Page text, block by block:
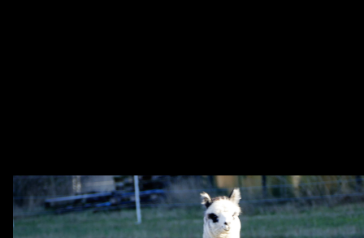
werden mit 7 Tieren an der Show teilnehmen.
Wir freuen uns auf Ihren Besuch.
Weiterlesen